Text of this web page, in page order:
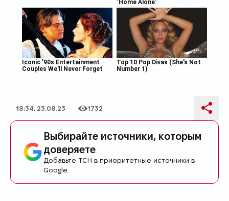
Дата публикации
18:34, 23.08.23
Количество просмотров
1732
Выбирайте источники, которым
доверяете
Добавьте ТСН в приоритетные источники в
Google.